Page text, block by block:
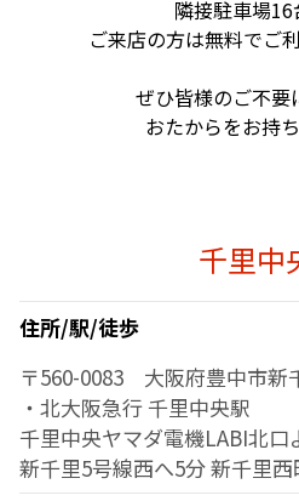
隣接駐車場16
ご来店の方は無料でご
ぜひ皆様のご不要
おたからをお持
千里中
住所/駅/徒歩
〒560-0083 大阪府豊中市新
・北大阪急行 千里中央駅
千里中央ヤマダ電機LABI北口
新千里5号線西へ5分 新千里